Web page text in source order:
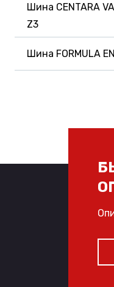
Шина CENTARA
Z3
Шина FORMULA